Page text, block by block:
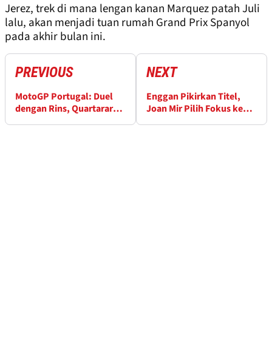
Jerez, trek di mana lengan kanan Marquez patah Juli
lalu, akan menjadi tuan rumah Grand Prix Spanyol
pada akhir bulan ini.
PREVIOUS
MotoGP Portugal: Duel
dengan Rins, Quartararo
NEXT
Enggan Pikirkan Titel,
Joan Mir Pilih Fokus ke